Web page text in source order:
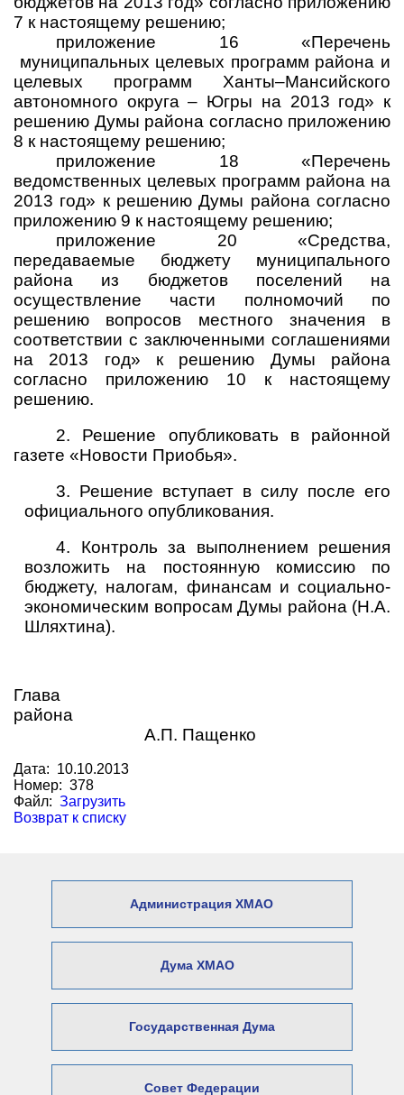
7 к настоящему решению;
приложение 16 «Перечень
муниципальных целевых программ района и
целевых программ Ханты–Мансийского
автономного округа – Югры на 2013 год» к
решению Думы района согласно приложению
8 к настоящему решению;
приложение 18 «Перечень
ведомственных целевых программ района на
2013 год» к решению Думы района согласно
приложению 9 к настоящему решению;
приложение 20 «Средства,
передаваемые бюджету муниципального
района из бюджетов поселений на
осуществление части полномочий по
решению вопросов местного значения в
соответствии с заключенными соглашениями
на 2013 год» к решению Думы района
согласно приложению
10 к настоящему
решению.
2. Решение опубликовать в районной
газете «Новости Приобья».
3. Решение вступает в силу после его
официального опубликования.
4. Контроль за выполнением решения
возложить на постоянную комиссию по
бюджету, налогам, финансам и социально-
экономическим вопросам Думы района (Н.А.
Шляхтина).
Глава
района
А.П. Пащенко
Дата: 10.10.2013
Номер: 378
Файл: Загрузить
Возврат к списку
Администрация ХМАО
Дума ХМАО
Государственная Дума
Совет Федерации